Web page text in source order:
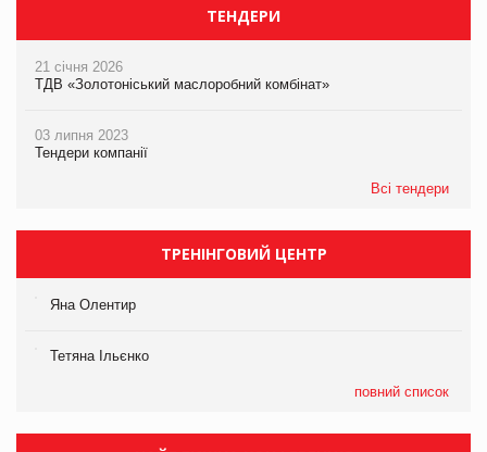
ТЕНДЕРИ
21 січня 2026
ТДВ «Золотоніський маслоробний комбінат»
03 липня 2023
Тендери компанії
Всі тендери
ТРЕНІНГОВИЙ ЦЕНТР
Яна Олентир
Тетяна Ільєнко
повний список